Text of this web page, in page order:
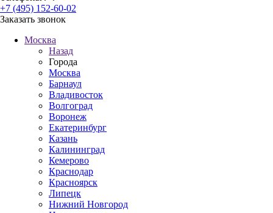
+7 (495) 152-60-02
Заказать звонок
Москва
Назад
Города
Москва
Барнаул
Владивосток
Волгоград
Воронеж
Екатеринбург
Казань
Калининград
Кемерово
Краснодар
Красноярск
Липецк
Нижний Новгород